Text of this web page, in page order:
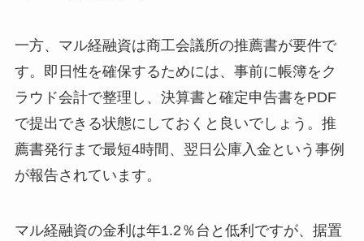
一方、マル経融資は商工会議所の推薦書が要件で
す。即日性を確保するためには、事前に帳簿をク
ラウド会計で整理し、決算書と確定申告書をPDF
で提出できる状態にしておくと良いでしょう。推
薦書発行まで最短4時間、翌日公庫入金という事例
が報告されています。
マル経融資の金利は年1.2％台と低利ですが、据置